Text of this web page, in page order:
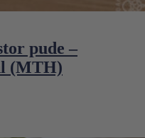
pude –
(MTH)